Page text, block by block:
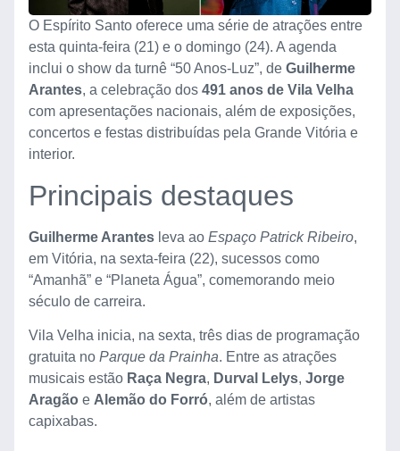
O Espírito Santo oferece uma série de atrações entre
esta quinta-feira (21) e o domingo (24). A agenda
inclui o show da turnê “50 Anos-Luz”, de Guilherme
Arantes, a celebração dos 491 anos de Vila Velha
com apresentações nacionais, além de exposições,
concertos e festas distribuídas pela Grande Vitória e
interior.
Principais destaques
Guilherme Arantes leva ao Espaço Patrick Ribeiro,
em Vitória, na sexta-feira (22), sucessos como
“Amanhã” e “Planeta Água”, comemorando meio
século de carreira.
Vila Velha inicia, na sexta, três dias de programação
gratuita no Parque da Prainha. Entre as atrações
musicais estão Raça Negra, Durval Lelys, Jorge
Aragão e Alemão do Forró, além de artistas
capixabas.